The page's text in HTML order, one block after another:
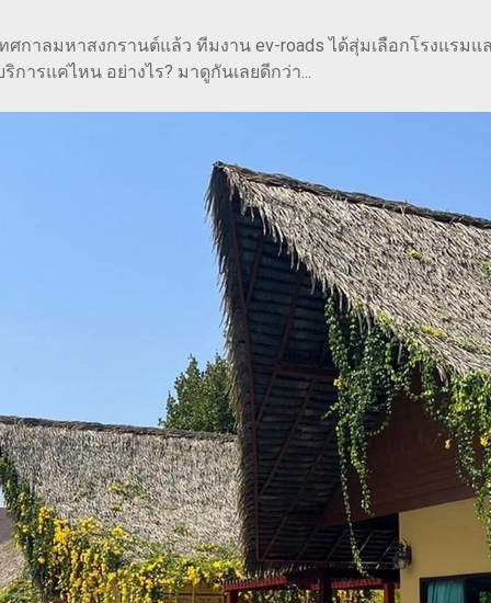
กาลมหาสงกรานต์แล้ว ทีมงาน ev-roads ได้สุ่มเลือกโรงแรม
รแค่ไหน อย่างไร? มาดูกันเลยดีกว่า...